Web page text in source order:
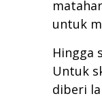
untuk
Hingga
Untuk
diberi